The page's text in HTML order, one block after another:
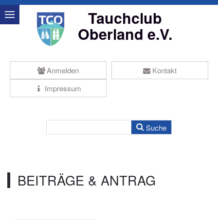
Tauchclub
Oberland e.V.
Anmelden
Kontakt
Impressum
BEITRÄGE & ANTRAG